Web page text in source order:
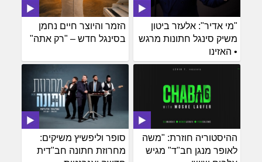
הזמר והיוצר חיים נחמן
בסינגל חדש – "רק אתה"
"מי אדיר": אלעזר ביטון
משיק סינגל חתונות מרגש
• האזינו
סופר וליפשיץ משיקים:
מחרוזת חתונה חב"דית
ההיסטוריה חוזרת: "משה
לאופר מנגן חב"ד" מגיש